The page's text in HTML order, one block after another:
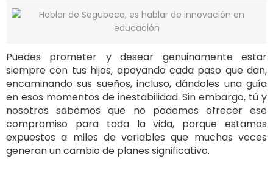
Puedes prometer y desear genuinamente estar
siempre con tus hijos, apoyando cada paso que dan,
encaminando sus sueños, incluso, dándoles una guía
en esos momentos de inestabilidad. Sin embargo, tú y
nosotros sabemos que no podemos ofrecer ese
compromiso para toda la vida, porque estamos
expuestos a miles de variables que muchas veces
generan un cambio de planes significativo.